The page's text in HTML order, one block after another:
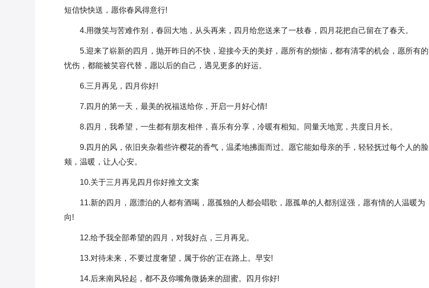
短信快快送，愿你春风得意行!
4.用微笑与苦难作别，春回大地，从头再来，四月给您送来了一枝春，四月花把自己留在了春天。
5.迎来了崭新的四月，抛开昨日的不快，迎接今天的美好，愿所有的烦恼，都有清零的机会，愿所有的
忧伤，都能被笑容代替，愿以后的自己，遇见更多的好运。
6.三月再见，四月你好!
7.四月的第一天，最美的祝福送给你，开启一月好心情!
8.四月，我希望，一生都有朋友相伴，喜乐有分享，冷暖有相知。同量天地宽，共度日月长。
9.四月的风，依旧夹杂着些许樱花的香气，温柔地拂面而过。愿它能如母亲的手，轻轻抚过每个人的脸
颊，温暖，让人心安。
10.关于三月再见四月你好推文文案
11.新的四月，愿漂泊的人都有酒喝，愿孤独的人都会唱歌，愿孤单的人都别逞强，愿有情的人温暖为
向!
12.给予我全部希望的四月，对我好点，三月再见。
13.对待未来，不要过度奢望，属于你的'正在路上。早安!
14.后来南风轻起，都不及你嘴角微扬来的甜蜜。四月你好!